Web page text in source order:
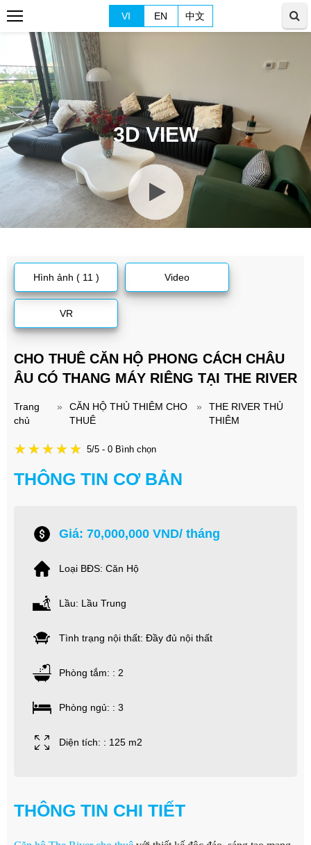
VI EN 中文
3D VIEW
Hình ảnh ( 11 ) Video
VR
CHO THUÊ CĂN HỘ PHONG CÁCH CHÂU
ÂU CÓ THANG MÁY RIÊNG TẠI THE RIVER
Trang
chủ
»
CĂN HỘ THỦ THIÊM CHO
THUÊ
»
THE RIVER THỦ
THIÊM
5/5 - 0 Bình chọn
THÔNG TIN CƠ BẢN
Giá: 70,000,000 VND/ tháng
Loại BĐS: Căn Hộ
Lầu: Lầu Trung
Tình trạng nội thất: Đầy đủ nội thất
Phòng tắm: : 2
Phòng ngủ: : 3
Diện tích: : 125 m2
THÔNG TIN CHI TIẾT